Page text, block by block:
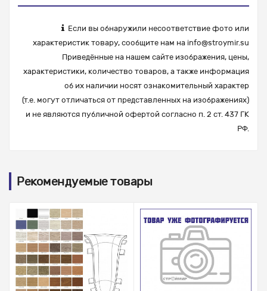
Если вы обнаружили несоответствие фото или
характеристик товару, сообщите нам на info@stroymir.su
Приведённые на нашем сайте изображения, цены,
характеристики, количество товаров, а также информация
об их наличии носят ознакомительный характер
(т.е. могут отличаться от представленных на изображениях)
и не являются публичной офертой согласно п. 2 ст. 437 ГК
РФ.
Рекомендуемые товары